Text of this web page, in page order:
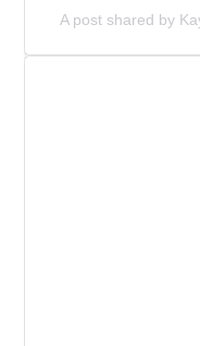
A post shared by